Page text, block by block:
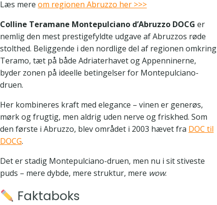
Læs mere om regionen Abruzzo her >>>
Colline Teramane Montepulciano d’Abruzzo DOCG er
nemlig den mest prestigefyldte udgave af Abruzzos røde
stolthed. Beliggende i den nordlige del af regionen omkring
Teramo, tæt på både Adriaterhavet og Appenninerne,
byder zonen på ideelle betingelser for Montepulciano-
druen.
Her kombineres kraft med elegance – vinen er generøs,
mørk og frugtig, men aldrig uden nerve og friskhed. Som
den første i Abruzzo, blev området i 2003 hævet fra DOC til
DOCG.
Det er stadig Montepulciano-druen, men nu i sit stiveste
puds – mere dybde, mere struktur, mere wow.
Faktaboks